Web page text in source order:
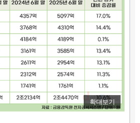
확대보기